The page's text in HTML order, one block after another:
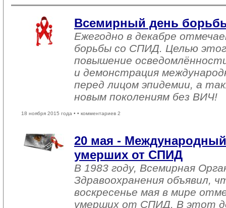
Всемирный день
Ежегодно в декабре
борьбы со СПИД. Целью
повышение
и демонстрация
перед лицом эпидемии, а
новым поколениям без ВИЧ!
18 ноября 2015 года • • комментариев 2
20 мая -
умерших от СПИД
В 1983 году, Всемирная
Здравоохранения объявил,
воскресенье мая в мире
умерших от СПИД. В этот